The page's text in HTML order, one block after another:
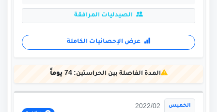
الصيدليات المرافقة
عرض الإحصائيات الكاملة
المدة الفاصلة بين الحراستين:74 يوماً
الخميس 2022/02